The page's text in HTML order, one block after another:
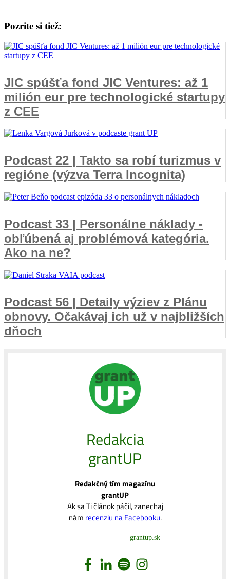
Pozrite si tiež:
JIC spúšťa fond JIC Ventures: až 1
milión eur pre technologické startupy
z CEE
Podcast 22 | Takto sa robí turizmus v
regióne (výzva Terra Incognita)
Podcast 33 | Personálne náklady -
obľúbená aj problémová kategória.
Ako na ne?
Podcast 56 | Detaily výziev z Plánu
obnovy. Očakávaj ich už v najbližších
dňoch
Redakcia
grantUP
Redakčný tím magazínu
grantUP
Ak sa Ti článok páčil, zanechaj
nám recenziu na Facebooku.
grantup.sk